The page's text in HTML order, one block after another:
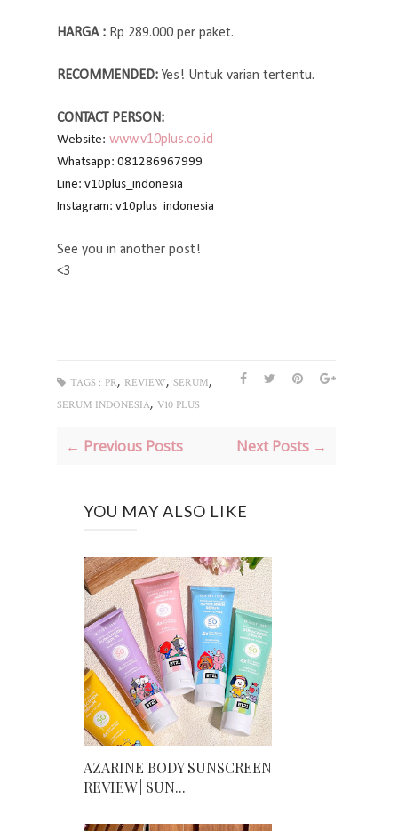
HARGA : Rp 289.000 per paket.
RECOMMENDED: Yes! Untuk varian tertentu.
CONTACT PERSON:
Website: www.v10plus.co.id
Whatsapp: 081286967999
Line: v10plus_indonesia
Instagram: v10plus_indonesia
See you in another post!
<3
TAGS : PR, REVIEW, SERUM,
SERUM INDONESIA, V10 PLUS
← Previous Posts Next Posts →
YOU MAY ALSO LIKE
AZARINE BODY SUNSCREEN
REVIEW | SUN...